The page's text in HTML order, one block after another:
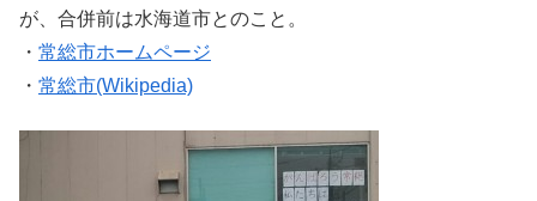
が、合併前は水海道市とのこと。
・ 常総市ホームページ
・ 常総市(Wikipedia)